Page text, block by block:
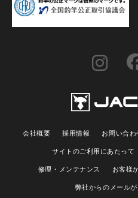
会社概要 採用情報 お問い合わ
サイトのご利用にあたって
修理・メンテナンス
お客様
弊社からのメール